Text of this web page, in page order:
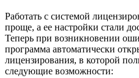
Работать с системой
проще, а ее настройки стали
Теперь при возникновении
программа автоматически
лицензирования, в которой
следующие возможности: